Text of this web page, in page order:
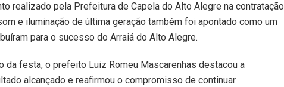
realizado pela Prefeitura de Capela do Alto Alegre na contratação
e iluminação de última geração também foi apontado como um
para o sucesso do Arraiá do Alto Alegre.
da festa, o prefeito Luiz Romeu Mascarenhas destacou a
alcançado e reafirmou o compromisso de continuar